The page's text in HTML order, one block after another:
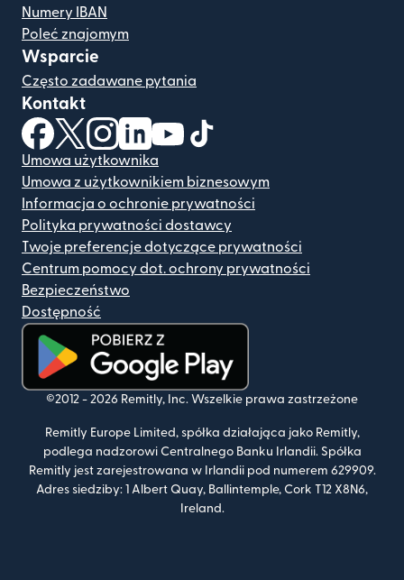
Numery IBAN
Poleć znajomym
Wsparcie
Często zadawane pytania
Kontakt
(otwiera się w nowym oknie)
(otwiera się w nowym oknie)
(otwiera się w nowym oknie)
(otwiera się w nowym oknie)
(otwiera się w nowym oknie)
Umowa użytkownika
Umowa z użytkownikiem biznesowym
Informacja o ochronie prywatności
Polityka prywatności dostawcy
Twoje preferencje dotyczące prywatności
Centrum pomocy dot. ochrony prywatności
Bezpieczeństwo
Dostępność
(otwiera się w nowym oknie)
©2012 - 2026 Remitly, Inc. Wszelkie prawa zastrzeżone
Remitly Europe Limited, spółka działająca jako Remitly,
podlega nadzorowi Centralnego Banku Irlandii. Spółka
Remitly jest zarejestrowana w Irlandii pod numerem 629909.
Adres siedziby: 1 Albert Quay, Ballintemple, Cork T12 X8N6,
Ireland.